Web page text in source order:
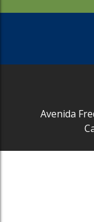
Avenida